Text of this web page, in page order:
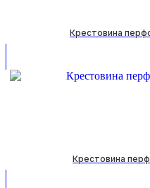
Крестовина
Крестовина